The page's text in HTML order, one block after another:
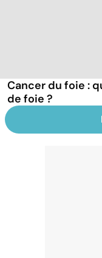
Cancer du foie :
de foie ?